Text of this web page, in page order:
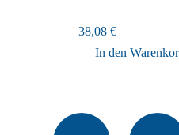
38,08€
In den